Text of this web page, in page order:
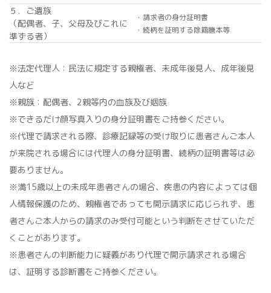
５．ご遺族
（配偶者、子、父母及びこれに
準ずる者）
・請求者の身分証明書
・続柄を証明する除籍謄本等
※法定代理人：民法に規定する親権者、未成年後見人、成年後見
人など
※親族：配偶者、2親等内の血族及び姻族
※できるだけ顔写真入りの身分証明書をご持参ください。
※代理で請求される際、診療記録等の受け取りに患者さんご本人
が来院される場合には代理人の身分証明書、続柄の証明書等は必
要ありません。
※満15歳以上の未成年患者さんの場合、疾患の内容によっては個
人情報保護のため、親権者であっても開示請求に応じられず、患
者さんご本人からの請求のみ受付可能という判断をさせていただ
くことがあります。
※患者さんの判断能力に疑義があり代理で開示請求される場合
は、証明する診断書をご持参ください。